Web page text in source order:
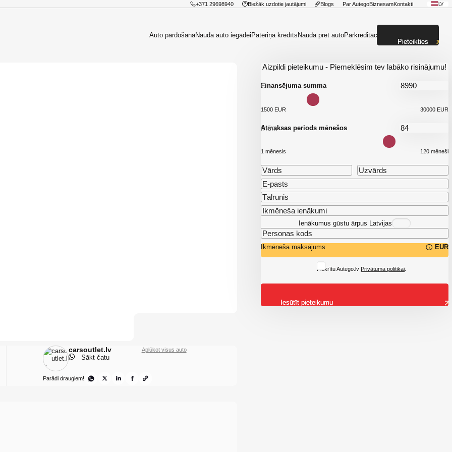
+371 29698940 Biežāk uzdotie jautājumi Blogs Par AutegoBiznesamKontakti LV
Auto pārdošanāNauda auto iegādeiPatēriņa kredītsNauda pret autoPārkreditācija
carsoutlet.lv
Sākt čatu
Aplūkot visus auto
Parādi draugiem!
Aizpildi pieteikumu - Piemeklēsim tev labāko risinājumu!
Finansējuma summa
€
1500 EUR 30000 EUR
Atmaksas periods mēnešos
mēn.
1 mēnesis 120 mēneši
Ienākumus gūstu ārpus Latvijas
Ikmēneša maksājums EUR
Piekrītu Autego.lv Privātuma politikai